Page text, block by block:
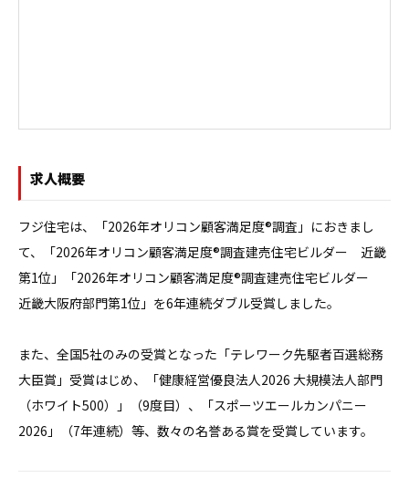
求人概要
フジ住宅は、「2026年オリコン顧客満足度®調査」におきまし
て、「2026年オリコン顧客満足度®調査建売住宅ビルダー　近畿
第1位」「2026年オリコン顧客満足度®調査建売住宅ビルダー
近畿大阪府部門第1位」を6年連続ダブル受賞しました。
また、全国5社のみの受賞となった「テレワーク先駆者百選総務
大臣賞」受賞はじめ、「健康経営優良法人2026 大規模法人部門
（ホワイト500）」（9度目）、「スポーツエールカンパニー
2026」（7年連続）等、数々の名誉ある賞を受賞しています。